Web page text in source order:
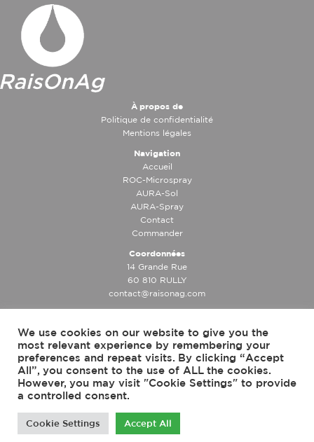
À propos de
Politique de confidentialité
Mentions légales
Navigation
Accueil
ROC-Microspray
AURA-Sol
AURA-Spray
Contact
Commander
Coordonnées
14 Grande Rue
60 810 RULLY
contact@raisonag.com
© Copyright 2026 RaisOnAg | Créé et développé par
We use cookies on our website to give you the
most relevant experience by remembering your
preferences and repeat visits. By clicking “Accept
All”, you consent to the use of ALL the cookies.
However, you may visit "Cookie Settings" to provide
a controlled consent.
Cookie Settings Accept All